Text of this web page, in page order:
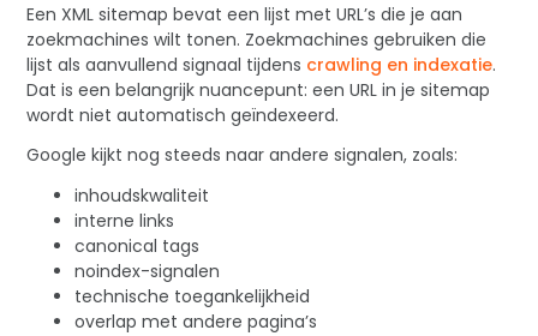
Een XML sitemap bevat een lijst met URL’s die je aan
zoekmachines wilt tonen. Zoekmachines gebruiken die
lijst als aanvullend signaal tijdens crawling en indexatie.
Dat is een belangrijk nuancepunt: een URL in je sitemap
wordt niet automatisch geïndexeerd.
Google kijkt nog steeds naar andere signalen, zoals:
inhoudskwaliteit
interne links
canonical tags
noindex-signalen
technische toegankelijkheid
overlap met andere pagina’s